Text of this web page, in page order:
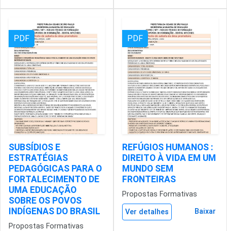
PDF
SUBSÍDIOS E
ESTRATÉGIAS
PEDAGÓGICAS PARA O
FORTALECIMENTO DE
UMA EDUCAÇÃO
SOBRE OS POVOS
INDÍGENAS DO BRASIL
Propostas Formativas
PDF
REFÚGIOS HUMANOS :
DIREITO À VIDA EM UM
MUNDO SEM
FRONTEIRAS
Propostas Formativas
Ver detalhes Baixar